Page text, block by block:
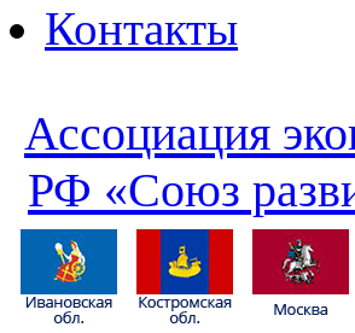
Контакты
Ассоциация
РФ «Союз